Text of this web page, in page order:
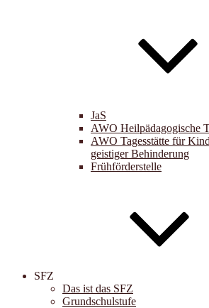
JaS
AWO Heilpädagogische
AWO Tagesstätte für
geistiger Behinderung
Frühförderstelle
SFZ
Das ist das SFZ
Grundschulstufe